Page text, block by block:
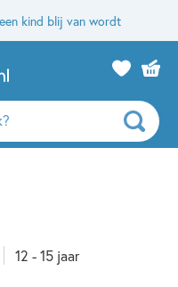
kind blij van wordt
12 - 15 jaar